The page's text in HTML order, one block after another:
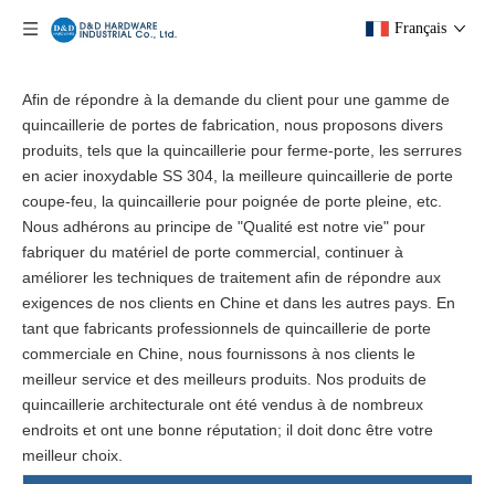
Français
Afin de répondre à la demande du client pour une gamme de
quincaillerie de portes de fabrication, nous proposons divers
produits, tels que la quincaillerie pour ferme-porte, les serrures
en acier inoxydable SS 304, la meilleure quincaillerie de porte
coupe-feu, la quincaillerie pour poignée de porte pleine, etc.
Nous adhérons au principe de "Qualité est notre vie" pour
fabriquer du matériel de porte commercial, continuer à
améliorer les techniques de traitement afin de répondre aux
exigences de nos clients en Chine et dans les autres pays. En
tant que fabricants professionnels de quincaillerie de porte
commerciale en Chine, nous fournissons à nos clients le
meilleur service et des meilleurs produits. Nos produits de
quincaillerie architecturale ont été vendus à de nombreux
endroits et ont une bonne réputation; il doit donc être votre
meilleur choix.